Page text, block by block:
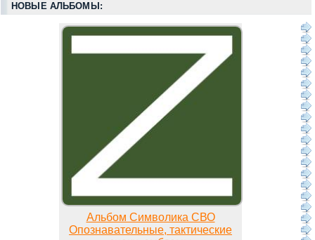
НОВЫЕ АЛЬБОМЫ:
Альбом Символика СВО
Опознавательные, тактические